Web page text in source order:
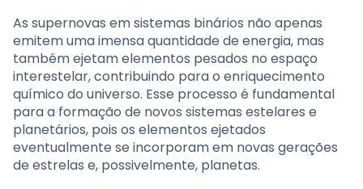
As supernovas em sistemas binários não apenas
emitem uma imensa quantidade de energia, mas
também ejetam elementos pesados no espaço
interestelar, contribuindo para o enriquecimento
químico do universo. Esse processo é fundamental
para a formação de novos sistemas estelares e
planetários, pois os elementos ejetados
eventualmente se incorporam em novas gerações
de estrelas e, possivelmente, planetas.